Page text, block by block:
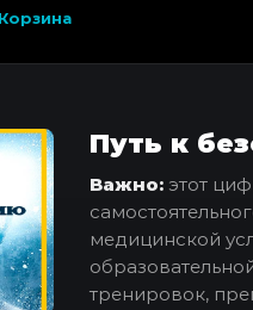
Корзина
Путь к
Важно: этот
медицинской
тренировок,